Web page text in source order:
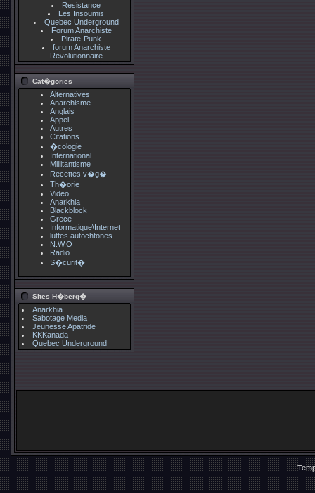
Resistance
Les Insoumis
Quebec Underground
Forum Anarchiste
Pirate-Punk
forum Anarchiste
Revolutionnaire
Cat�gories
Alternatives
Anarchisme
Anglais
Appel
Autres
Citations
�cologie
International
Millitantisme
Recettes v�g�
Th�orie
Video
Anarkhia
Blackblock
Grece
Informatique\Internet
luttes autochtones
N.W.O
Radio
S�curit�
Sites H�berg�
Anarkhia
Sabotage Media
Jeunesse Apatride
KKKanada
Quebec Underground